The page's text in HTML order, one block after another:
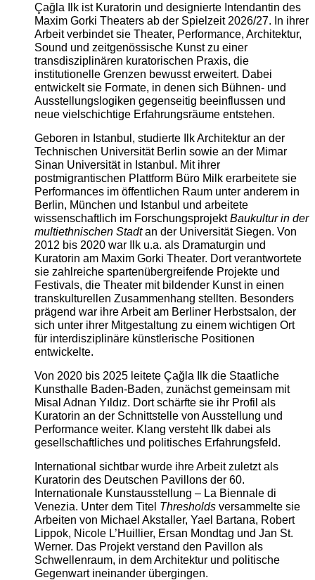
Çağla Ilk ist Kuratorin und designierte Intendantin des
Maxim Gorki Theaters ab der Spielzeit 2026/27. In ihrer
Arbeit verbindet sie Theater, Performance, Architektur,
Sound und zeitgenössische Kunst zu einer
transdisziplinären kuratorischen Praxis, die
institutionelle Grenzen bewusst erweitert. Dabei
entwickelt sie Formate, in denen sich Bühnen- und
Ausstellungslogiken gegenseitig beeinflussen und
neue vielschichtige Erfahrungsräume entstehen.
Geboren in Istanbul, studierte Ilk Architektur an der
Technischen Universität Berlin sowie an der Mimar
Sinan Universität in Istanbul. Mit ihrer
postmigrantischen Plattform Büro Milk erarbeitete sie
Performances im öffentlichen Raum unter anderem in
Berlin, München und Istanbul und arbeitete
wissenschaftlich im ForschungsprojektBaukultur in der
multiethnischen Stadtan der Universität Siegen. Von
2012 bis 2020 war Ilk u.a. als Dramaturgin und
Kuratorin am Maxim Gorki Theater. Dort verantwortete
sie zahlreiche spartenübergreifende Projekte und
Festivals, die Theater mit bildender Kunst in einen
transkulturellen Zusammenhang stellten. Besonders
prägend war ihre Arbeit am Berliner Herbstsalon, der
sich unter ihrer Mitgestaltung zu einem wichtigen Ort
für interdisziplinäre künstlerische Positionen
entwickelte.
Von 2020 bis 2025 leitete Çağla Ilk die Staatliche
Kunsthalle Baden-Baden, zunächst gemeinsam mit
Misal Adnan Yıldız. Dort schärfte sie ihr Profil als
Kuratorin an der Schnittstelle von Ausstellung und
Performance weiter. Klang versteht Ilk dabei als
gesellschaftliches und politisches Erfahrungsfeld.
International sichtbar wurde ihre Arbeit zuletzt als
Kuratorin des Deutschen Pavillons der 60.
Internationale Kunstausstellung – La Biennale di
Venezia. Unter dem Titel Thresholdsversammelte sie
Arbeiten von Michael Akstaller, Yael Bartana, Robert
Lippok, Nicole L’Huillier, Ersan Mondtag und Jan St.
Werner. Das Projekt verstand den Pavillon als
Schwellenraum, in dem Architektur und politische
Gegenwart ineinander übergingen.